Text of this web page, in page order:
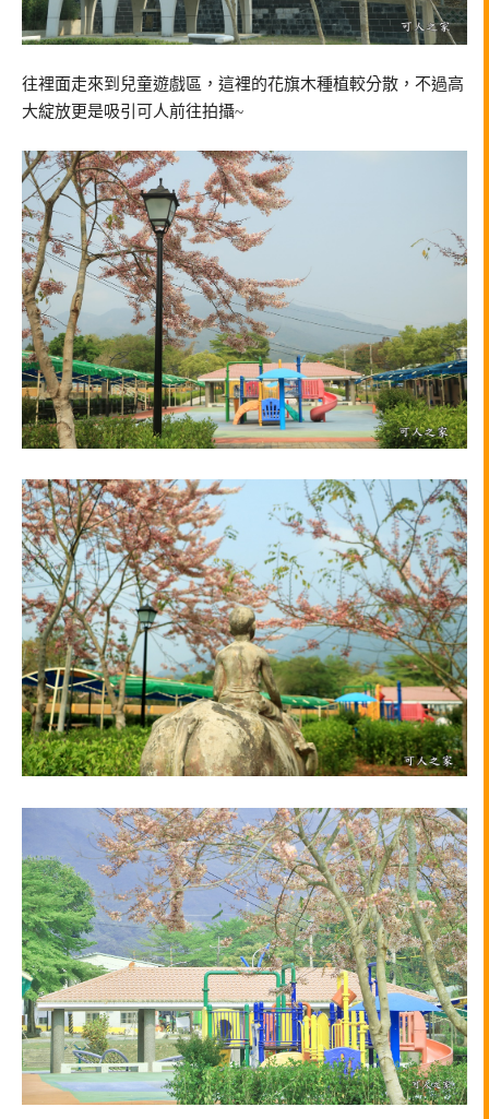
往裡面走來到兒童遊戲區，這裡的花旗木種植較分散，不過高
大綻放更是吸引可人前往拍攝~